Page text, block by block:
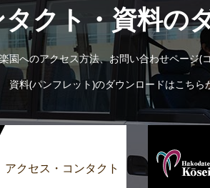
クト・資料の
園へのアクセス方法、お問い合わせページ(
資料(パンフレット)のダウンロードはこちら
アクセス・コンタクト